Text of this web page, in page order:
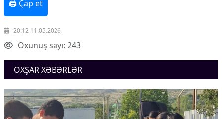
🖨 Çap et
20:12 11.05.2026
Oxunuş sayı: 243
OXŞAR XƏBƏRLƏR